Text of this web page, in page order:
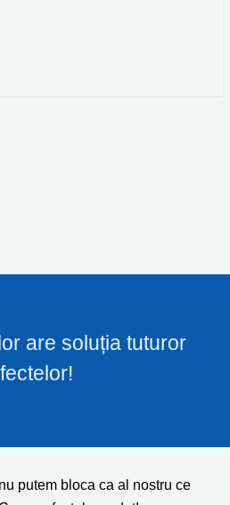
are soluția tuturor
putem bloca ca al nostru ce